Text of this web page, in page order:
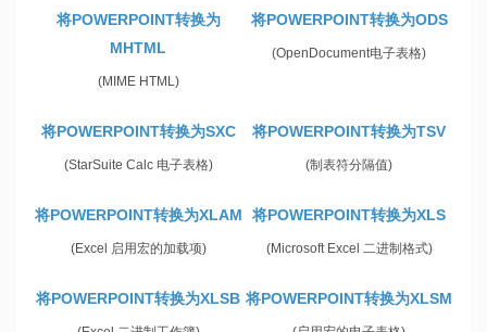
将POWERPOINT转换为
MHTML
(MIME HTML)
将POWERPOINT转换为ODS
(OpenDocument电子表格)
将POWERPOINT转换为SXC
(StarSuite Calc 电子表格)
将POWERPOINT转换为TSV
(制表符分隔值)
将POWERPOINT转换为XLAM
(Excel 启用宏的加载项)
将POWERPOINT转换为XLS
(Microsoft Excel 二进制格式)
将POWERPOINT转换为XLSB 将POWERPOINT转换为XLSM